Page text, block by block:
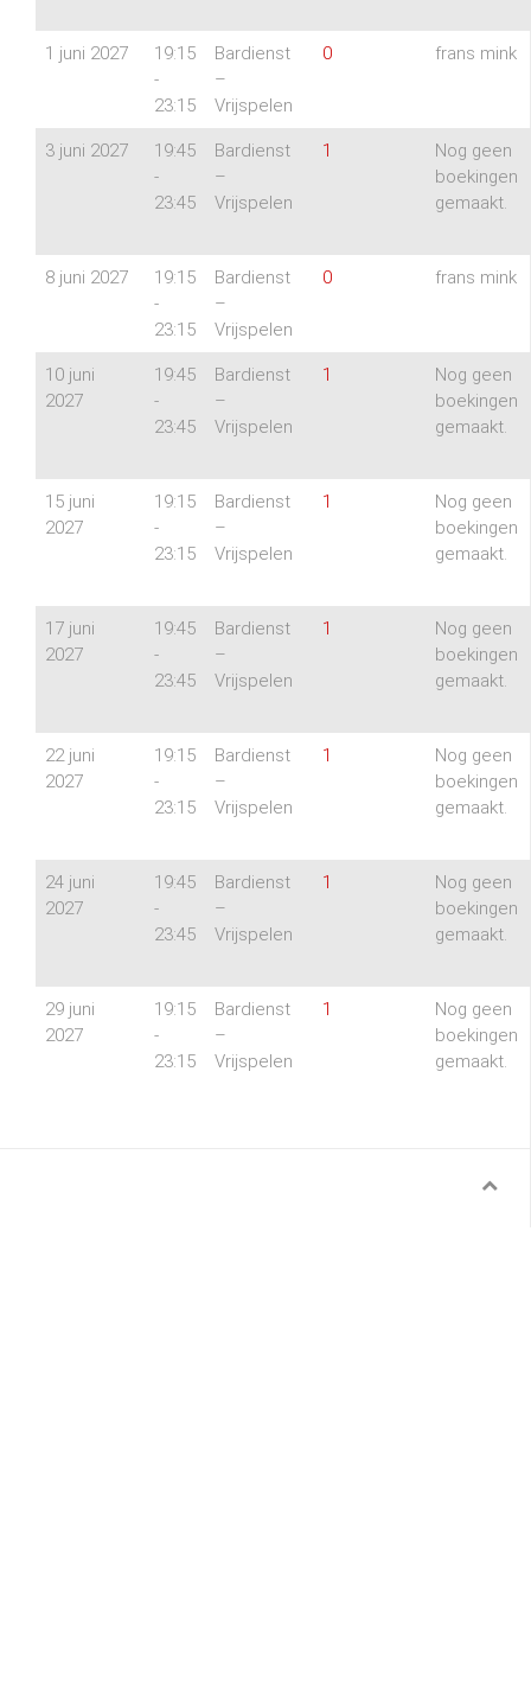
1 juni 2027
19:15
-
23:15
Bardienst
–
Vrijspelen
0 frans mink
3 juni 2027
19:45
-
23:45
Bardienst
–
Vrijspelen
1
Nog geen
boekingen
gemaakt.
8 juni 2027
19:15
-
23:15
Bardienst
–
Vrijspelen
0 frans mink
10 juni
2027
19:45
-
23:45
Bardienst
–
Vrijspelen
1
Nog geen
boekingen
gemaakt.
15 juni
2027
19:15
-
23:15
Bardienst
–
Vrijspelen
1
Nog geen
boekingen
gemaakt.
17 juni
2027
19:45
-
23:45
Bardienst
–
Vrijspelen
1
Nog geen
boekingen
gemaakt.
22 juni
2027
19:15
-
23:15
Bardienst
–
Vrijspelen
1
Nog geen
boekingen
gemaakt.
24 juni
2027
19:45
-
23:45
Bardienst
–
Vrijspelen
1
Nog geen
boekingen
gemaakt.
29 juni
2027
19:15
-
23:15
Bardienst
–
Vrijspelen
1
Nog geen
boekingen
gemaakt.